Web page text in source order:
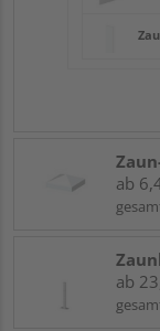
ab
ab